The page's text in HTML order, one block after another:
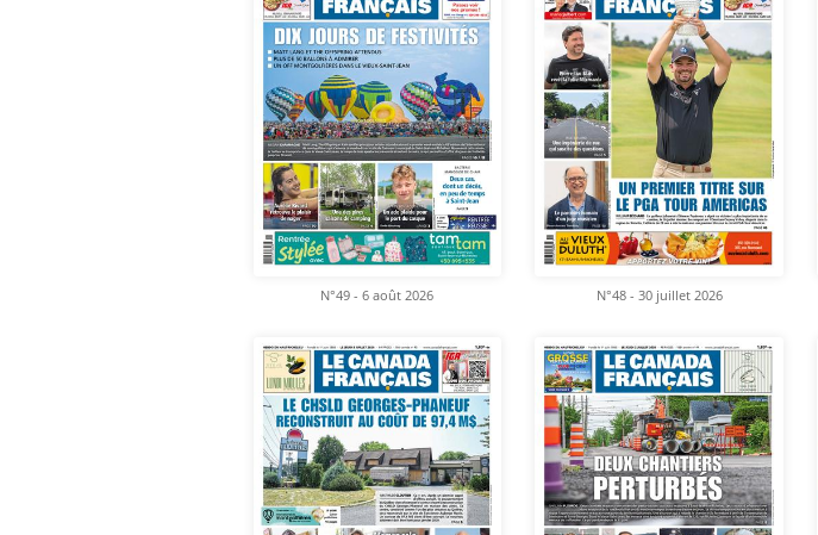
N°49 - 6 août 2026 N°48 - 30 juillet 2026